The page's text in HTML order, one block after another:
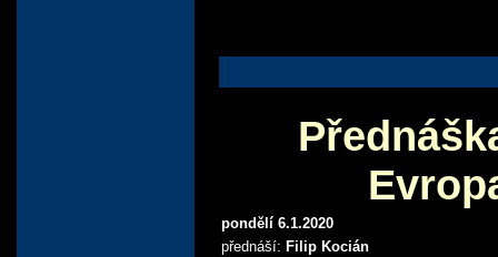
pondělí 6.1.2020
přednáší: Filip Kocián